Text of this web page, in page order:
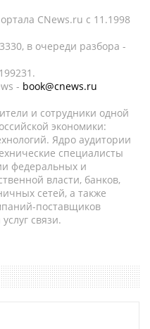
CNews.ru c 11.1998
в очереди разбора -
- book@cnews.ru
и сотрудники одной
экономики:
Ядро аудитории
специалисты
федеральных и
власти, банков,
сетей, а также
поставщиков
связи.